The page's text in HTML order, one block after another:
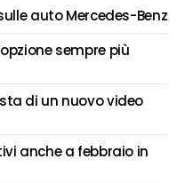
auto Mercedes-Benz
sempre più
di un nuovo video
anche a febbraio in